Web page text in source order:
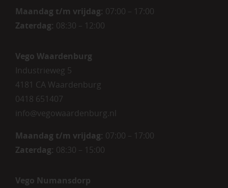
Maandag t/m vrijdag: 07:00 – 17:00
Zaterdag: 08:30 – 12:00
Vego Waardenburg
Industrieweg 5
4181 CA Waardenburg
0418 651407
info@vegowaardenburg.nl
Maandag t/m vrijdag: 07:00 – 17:00
Zaterdag: 08:30 – 15:00
Vego Numansdorp